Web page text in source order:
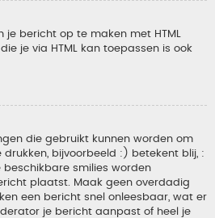
je bericht op te maken met HTML
je via HTML kan toepassen is ook
die gebruikt kunnen worden om
bijvoorbeeld :) betekent blij, :
beschikbare smilies worden
plaatst. Maak geen overdadig
een bericht snel onleesbaar, wat er
je bericht aanpast of heel je